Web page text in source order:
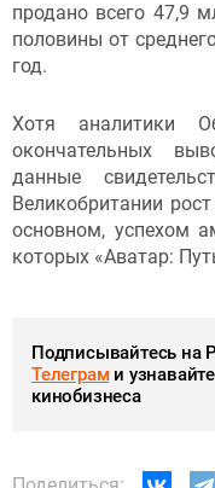
продано всего 47,9
половины от
год.
Хотя аналитики
окончательных
данные
Великобритании
основном, успехом
которых «Аватар:
Подписывайтесь на
Телеграми
кинобизнеса